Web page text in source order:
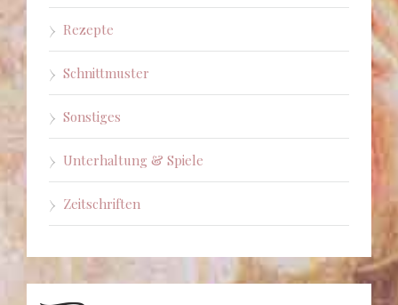
Rezepte
Schnittmuster
Sonstiges
Unterhaltung & Spiele
Zeitschriften